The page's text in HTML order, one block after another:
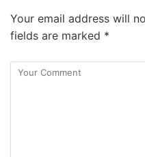
Your email address will
fields are marked *